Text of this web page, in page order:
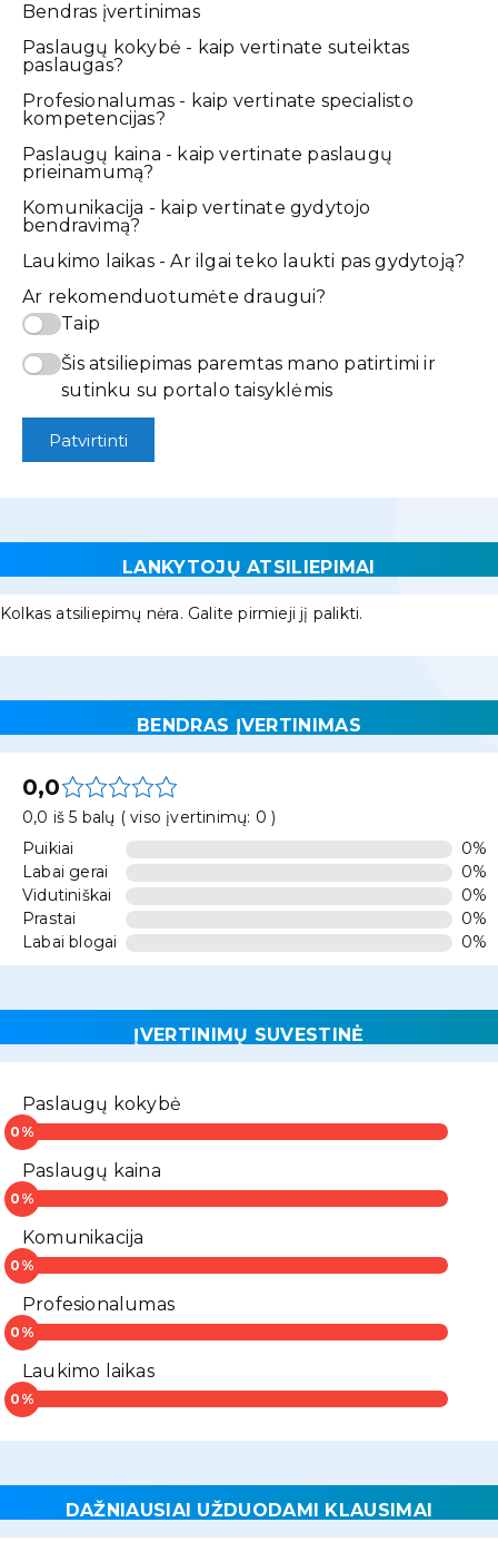
Bendras įvertinimas
Paslaugų kokybė - kaip vertinate suteiktas
paslaugas?
Profesionalumas - kaip vertinate specialisto
kompetencijas?
Paslaugų kaina - kaip vertinate paslaugų
prieinamumą?
Komunikacija - kaip vertinate gydytojo
bendravimą?
Laukimo laikas - Ar ilgai teko laukti pas gydytoją?
Ar rekomenduotumėte draugui?
Taip
Šis atsiliepimas paremtas mano patirtimi ir
sutinku su portalo taisyklėmis
Patvirtinti
LANKYTOJŲ ATSILIEPIMAI
Kolkas atsiliepimų nėra. Galite pirmieji jį palikti.
BENDRAS ĮVERTINIMAS
0,0
0,0 iš 5 balų ( viso įvertinimų: 0 )
Puikiai
0%
Labai gerai
0%
Vidutiniškai
0%
Prastai
0%
Labai blogai
0%
ĮVERTINIMŲ SUVESTINĖ
Paslaugų kokybė
Paslaugų kaina
Komunikacija
Profesionalumas
Laukimo laikas
DAŽNIAUSIAI UŽDUODAMI KLAUSIMAI